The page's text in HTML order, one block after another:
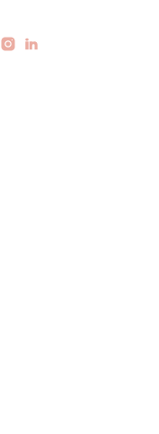
Nous contacter